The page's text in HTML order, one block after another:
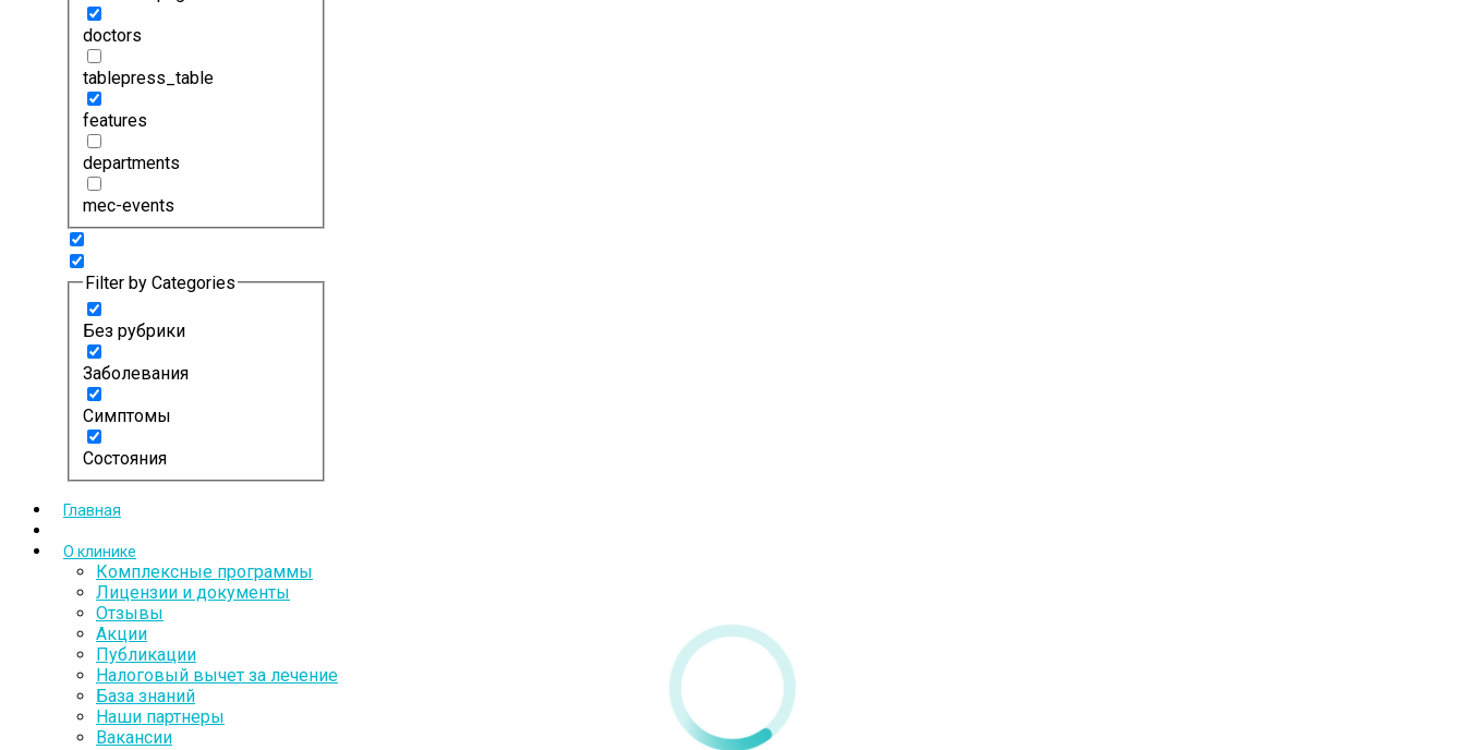
doctors
tablepress_table
features
departments
mec-events
Filter by Categories
Без рубрики
Заболевания
Симптомы
Состояния
Главная
О клинике
Комплексные программы
Лицензии и документы
Отзывы
Акции
Публикации
Налоговый вычет за лечение
База знаний
Наши партнеры
Вакансии